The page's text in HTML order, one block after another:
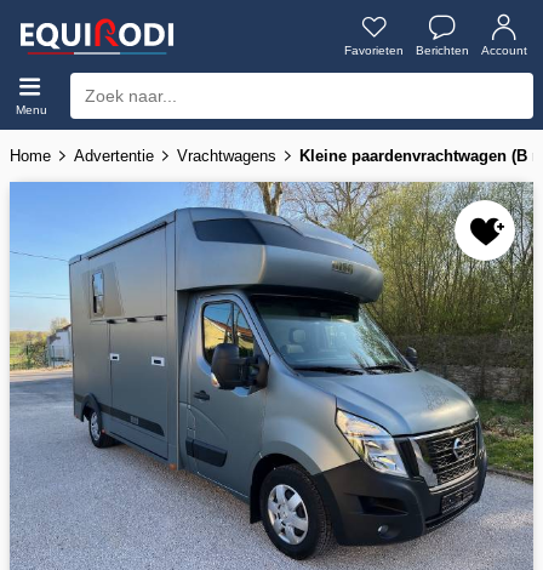
Favorieten Berichten Account
Menu
Home Advertentie Vrachtwagens Kleine paardenvrachtwagen (B